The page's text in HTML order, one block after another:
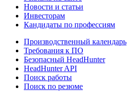
Новости и статьи
Инвесторам
Кандидаты по профессиям
Производственный календарь
Требования к ПО
Безопасный HeadHunter
HeadHunter API
Поиск работы
Поиск по резюме